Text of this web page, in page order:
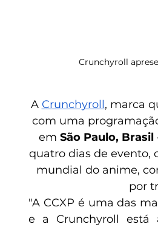
Crunchyroll
A Crunchyroll, marca
com uma
em São Paulo, Brasil
quatro dias de evento,
mundial do anime,
por
"A CCXP é uma das
e a Crunchyroll está